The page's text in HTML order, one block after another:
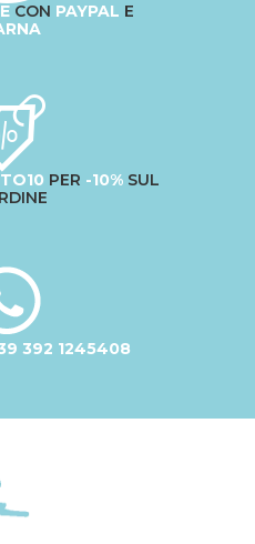
CON PAYPAL E
PER -10% SUL
392 1245408